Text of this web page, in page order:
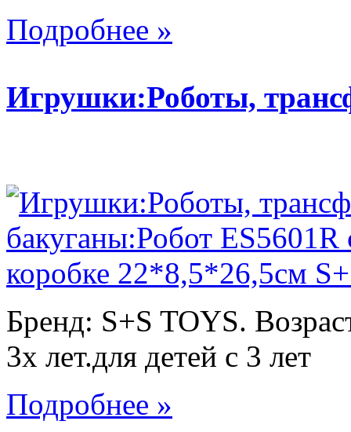
Подробнее »
Игрушки:Роботы,
Бренд: S+S TOYS.
3х лет.для детей с 3 лет
Подробнее »